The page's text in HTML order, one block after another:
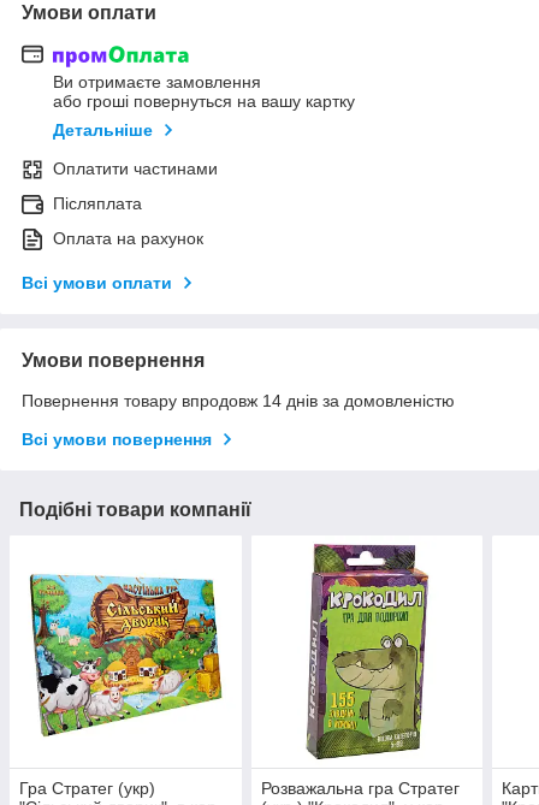
Умови оплати
Ви отримаєте замовлення
або гроші повернуться на вашу картку
Детальніше
Оплатити частинами
Післяплата
Оплата на рахунок
Всі умови оплати
Умови повернення
Повернення товару впродовж 14 днів за домовленістю
Всі умови повернення
Подібні товари компанії
Гра Стратег (укр)
Розважальна гра Стратег